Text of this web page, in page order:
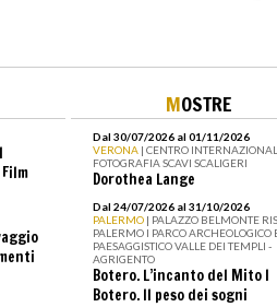
Film
MOSTRE
Dal 30/07/2026 al 01/11/2026
VERONA | CENTRO
FOTOGRAFIA SCAVI SCALIGERI
Dorothea Lange
Dal 24/07/2026 al 31/10/2026
PALERMO | PALAZZO BELMONTE
PALERMO I PARCO ARCHEOLOGICO
PAESAGGISTICO VALLE DEI TEMPLI -
AGRIGENTO
Botero. L’incanto del Mito I
Botero. Il peso dei sogni